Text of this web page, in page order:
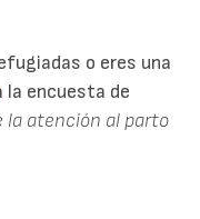
o eres una
la encuesta de
la atención al parto